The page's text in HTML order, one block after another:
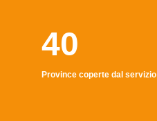
40
Province coperte dal servizio